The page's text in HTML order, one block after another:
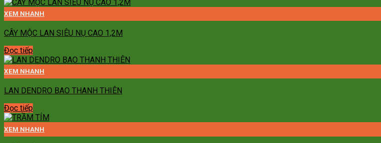
XEM NHANH
CÂY MỘC LAN SIÊU NỤ CAO 1,2M
Đọc tiếp
XEM NHANH
LAN DENDRO BAO THANH THIÊN
Đọc tiếp
XEM NHANH